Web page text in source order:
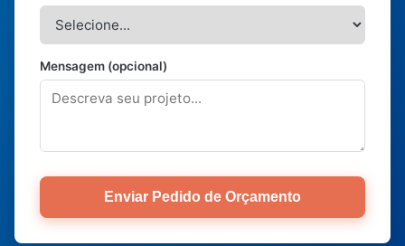
Mensagem (opcional)
Enviar Pedido de Orçamento